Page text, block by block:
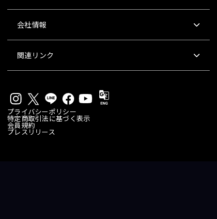
会社情報
関連リンク
プライバシーポリシー
特定商取引法に基づく表示
会員規約
プレスリリース